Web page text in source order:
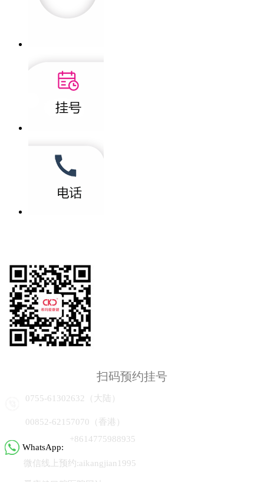
扫码预约挂号
0755-61302632（大陆）
00852-62157070（香港）
WhatsApp:
+8614775988935
微信线上预约:aikangjian1995